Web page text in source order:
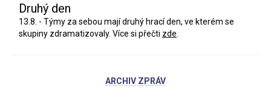
Druhý den
13.8. - Týmy za sebou mají druhý hrací den, ve kterém se
skupiny zdramatizovaly. Více si přečti zde
ARCHIV ZPRÁV